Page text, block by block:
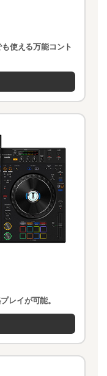
使える万能コント
レイが可能。